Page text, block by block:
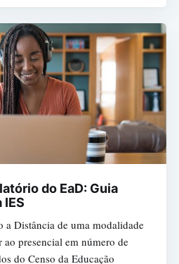
do EaD: Guia
IES
a Distância de uma modalidade
ao presencial em número de
do Censo da Educação